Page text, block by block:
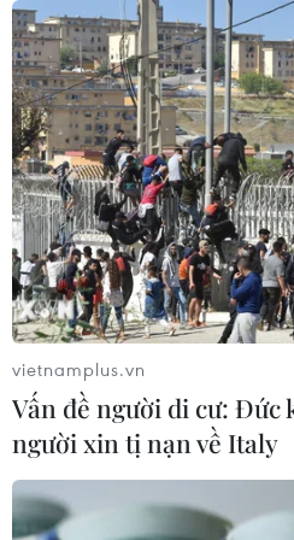
tiếp
30/07/2026 11:20
Các nhà sản xuất ôtô Trung
đang gây áp lực lên các đối
30/07/2026 03:59
Pin xe điện - lời giải của bài
nguồn điện cho AI
Kia đầu tư 649 triệu USD sản
điện tại Mexico
29/07/2026 23:45
vietnamplus.vn
Vấn đề người di cư: Đức
người xin tị nạn về Italy